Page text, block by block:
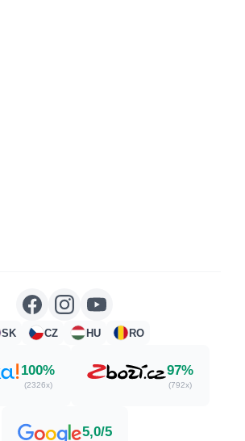
SK CZ HU RO
100%
(2326x)
97%
(792x)
5,0/5